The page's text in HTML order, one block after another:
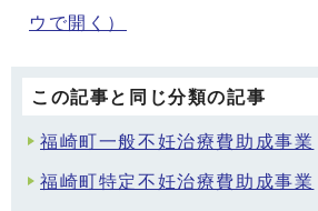
ウで開く）
この記事と同じ分類の記事
福崎町一般不妊治療費助成事業
福崎町特定不妊治療費助成事業